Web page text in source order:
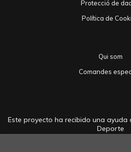
Protecció de
Política de
Qui som
Comandes
Este proyecto ha recibido una ayuda
Deporte